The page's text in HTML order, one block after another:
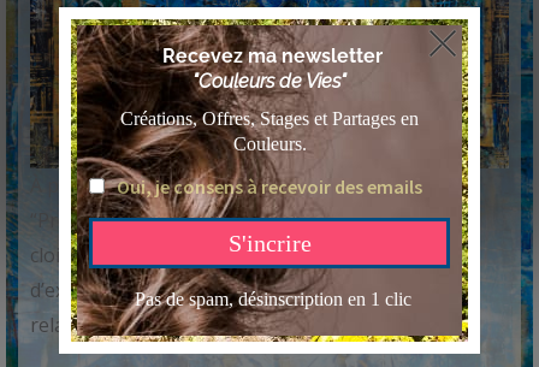
À propos de l’œuvre
“Pres-cieux” est le début des contraintes de
cloisonnement m’obligeant à réduire l’espace
d’expression et de les multiplier pour nouer des
relations entre eux.